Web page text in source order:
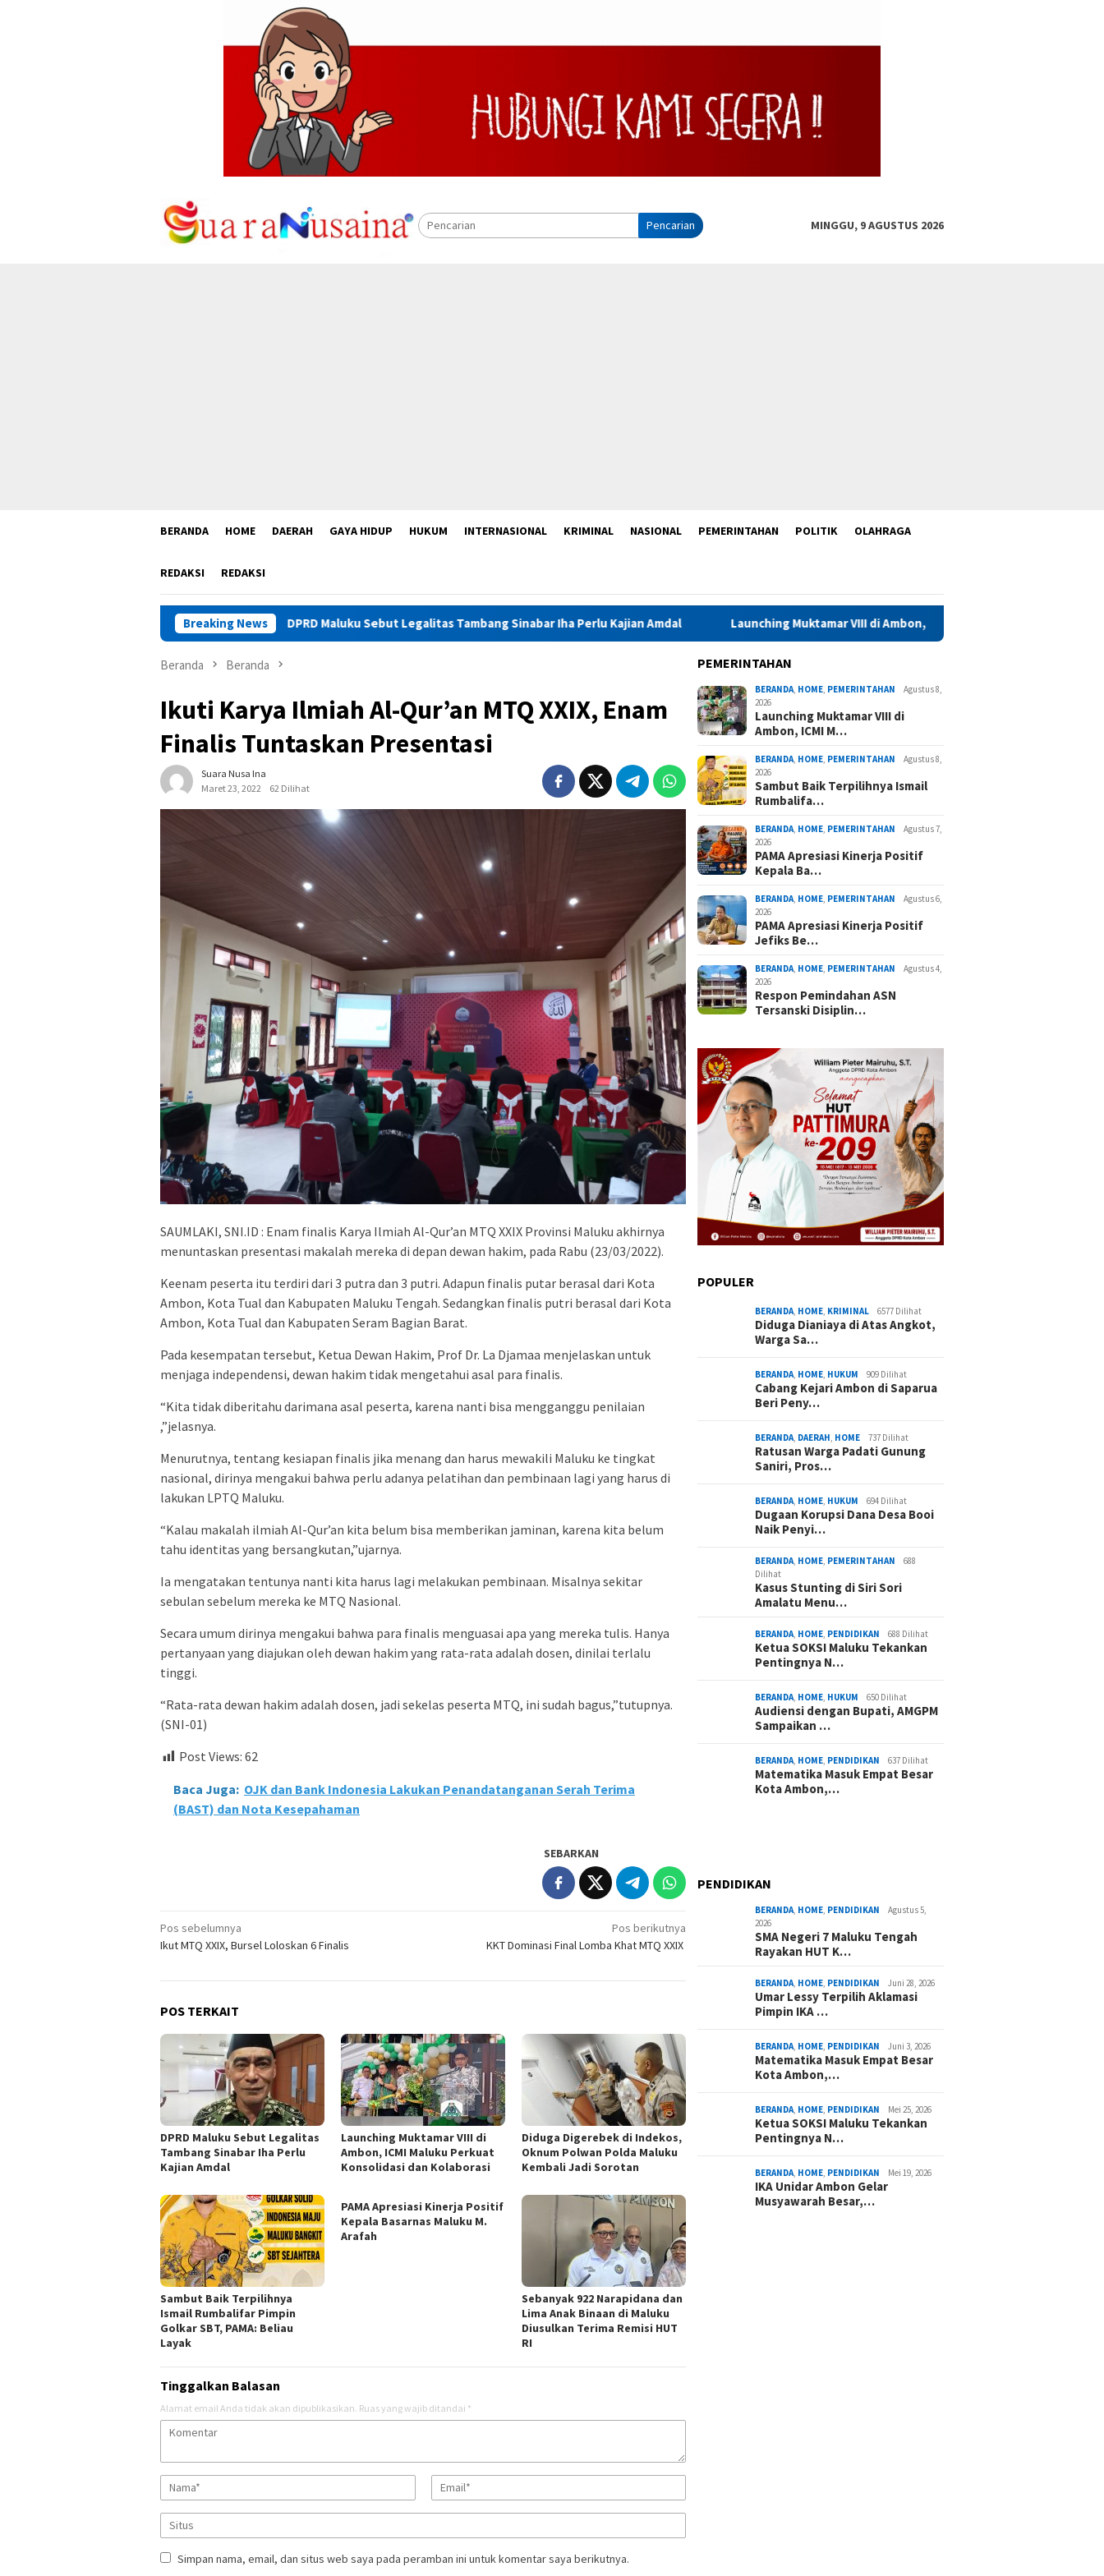
Pencarian MINGGU, 9 AGUSTUS 2026
BERANDA HOME DAERAH GAYA HIDUP HUKUM INTERNASIONAL KRIMINAL NASIONAL PEMERINTAHAN POLITIK OLAHRAGA
REDAKSI REDAKSI
Breaking News
DPRD Maluku Sebut Legalitas Tambang Sinabar Iha Perlu Kajian Amdal Launching Muktamar VIII di Ambon, ICMI Maluku Perkuat Konsolidasi dan Kolaborasi
Beranda Beranda
Ikuti Karya Ilmiah Al-Qur’an MTQ XXIX, Enam
Finalis Tuntaskan Presentasi
Suara Nusa Ina
Maret 23, 2022
62 Dilihat
SAUMLAKI, SNI.ID : Enam finalis Karya Ilmiah Al-Qur’an MTQ XXIX Provinsi Maluku akhirnya
menuntaskan presentasi makalah mereka di depan dewan hakim, pada Rabu (23/03/2022).
Keenam peserta itu terdiri dari 3 putra dan 3 putri. Adapun finalis putar berasal dari Kota
Ambon, Kota Tual dan Kabupaten Maluku Tengah. Sedangkan finalis putri berasal dari Kota
Ambon, Kota Tual dan Kabupaten Seram Bagian Barat.
Pada kesempatan tersebut, Ketua Dewan Hakim, Prof Dr. La Djamaa menjelaskan untuk
menjaga independensi, dewan hakim tidak mengetahui asal para finalis.
“Kita tidak diberitahu darimana asal peserta, karena nanti bisa mengganggu penilaian
,”jelasnya.
Menurutnya, tentang kesiapan finalis jika menang dan harus mewakili Maluku ke tingkat
nasional, dirinya mengakui bahwa perlu adanya pelatihan dan pembinaan lagi yang harus di
lakukan LPTQ Maluku.
“Kalau makalah ilmiah Al-Qur’an kita belum bisa memberikan jaminan, karena kita belum
tahu identitas yang bersangkutan,”ujarnya.
Ia mengatakan tentunya nanti kita harus lagi melakukan pembinaan. Misalnya sekitar
sebulan sebelum mereka ke MTQ Nasional.
Secara umum dirinya mengakui bahwa para finalis menguasai apa yang mereka tulis. Hanya
pertanyaan yang diajukan oleh dewan hakim yang rata-rata adalah dosen, dinilai terlalu
tinggi.
“Rata-rata dewan hakim adalah dosen, jadi sekelas peserta MTQ, ini sudah bagus,”tutupnya.
(SNI-01)
Post Views: 62
Baca Juga: OJK dan Bank Indonesia Lakukan Penandatanganan Serah Terima
(BAST) dan Nota Kesepahaman
SEBARKAN
Navigasi
pos
Pos sebelumnya
Ikut MTQ XXIX, Bursel Loloskan 6 Finalis
Pos berikutnya
KKT Dominasi Final Lomba Khat MTQ XXIX
POS TERKAIT
DPRD Maluku Sebut Legalitas
Tambang Sinabar Iha Perlu
Kajian Amdal
Launching Muktamar VIII di
Ambon, ICMI Maluku Perkuat
Konsolidasi dan Kolaborasi
Diduga Digerebek di Indekos,
Oknum Polwan Polda Maluku
Kembali Jadi Sorotan
Sambut Baik Terpilihnya
Ismail Rumbalifar Pimpin
Golkar SBT, PAMA: Beliau
Layak
PAMA Apresiasi Kinerja Positif
Kepala Basarnas Maluku M.
Arafah
Sebanyak 922 Narapidana dan
Lima Anak Binaan di Maluku
Diusulkan Terima Remisi HUT
RI
Tinggalkan Balasan
Alamat email Anda tidak akan dipublikasikan. Ruas yang wajib ditandai *
Simpan nama, email, dan situs web saya pada peramban ini untuk komentar saya berikutnya.
PEMERINTAHAN
BERANDA, HOME, PEMERINTAHAN
Agustus 8,
2026
Launching Muktamar VIII di
Ambon, ICMI M…
BERANDA, HOME, PEMERINTAHAN
Agustus 8,
2026
Sambut Baik Terpilihnya Ismail
Rumbalifa…
BERANDA, HOME, PEMERINTAHAN
Agustus 7,
2026
PAMA Apresiasi Kinerja Positif
Kepala Ba…
BERANDA, HOME, PEMERINTAHAN
Agustus 6,
2026
PAMA Apresiasi Kinerja Positif
Jefiks Be…
BERANDA, HOME, PEMERINTAHAN
Agustus 4,
2026
Respon Pemindahan ASN
Tersanski Disiplin…
POPULER
BERANDA HOME KRIMINAL 6577 Dilihat
Diduga Dianiaya di Atas Angkot,
Warga Sa…
BERANDA HOME HUKUM 909 Dilihat
Cabang Kejari Ambon di Saparua
Beri Peny…
BERANDA DAERAH HOME 737 Dilihat
Ratusan Warga Padati Gunung
Saniri, Pros…
BERANDA HOME HUKUM 694 Dilihat
Dugaan Korupsi Dana Desa Booi
Naik Penyi…
BERANDA HOME PEMERINTAHAN
688
Dilihat
Kasus Stunting di Siri Sori
Amalatu Menu…
BERANDA HOME PENDIDIKAN 688 Dilihat
Ketua SOKSI Maluku Tekankan
Pentingnya N…
BERANDA HOME HUKUM 650 Dilihat
Audiensi dengan Bupati, AMGPM
Sampaikan …
BERANDA HOME PENDIDIKAN 637 Dilihat
Matematika Masuk Empat Besar
Kota Ambon,…
PENDIDIKAN
BERANDA HOME PENDIDIKAN
Agustus 5,
2026
SMA Negeri 7 Maluku Tengah
Rayakan HUT K…
BERANDA HOME PENDIDIKAN Juni 28, 2026
Umar Lessy Terpilih Aklamasi
Pimpin IKA …
BERANDA HOME PENDIDIKAN Juni 3, 2026
Matematika Masuk Empat Besar
Kota Ambon,…
BERANDA HOME PENDIDIKAN Mei 25, 2026
Ketua SOKSI Maluku Tekankan
Pentingnya N…
BERANDA HOME PENDIDIKAN Mei 19, 2026
IKA Unidar Ambon Gelar
Musyawarah Besar,…